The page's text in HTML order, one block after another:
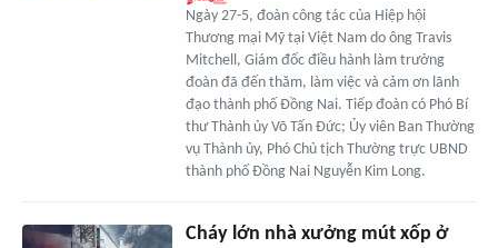
Ngày 27-5, đoàn công tác của Hiệp hội
Thương mại Mỹ tại Việt Nam do ông Travis
Mitchell, Giám đốc điều hành làm trưởng
đoàn đã đến thăm, làm việc và cảm ơn lãnh
đạo thành phố Đồng Nai. Tiếp đoàn có Phó Bí
thư Thành ủy Võ Tấn Đức; Ủy viên Ban Thường
vụ Thành ủy, Phó Chủ tịch Thường trực UBND
thành phố Đồng Nai Nguyễn Kim Long.
Cháy lớn nhà xưởng mút xốp ở